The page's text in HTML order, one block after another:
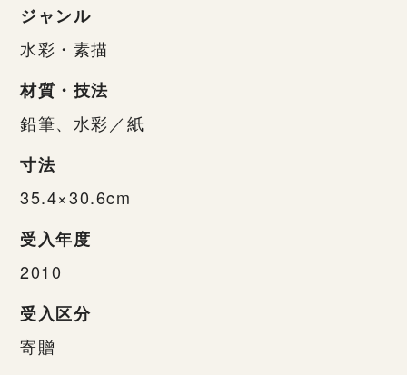
ジャンル
水彩・素描
材質・技法
鉛筆、水彩／紙
寸法
35.4×30.6cm
受入年度
2010
受入区分
寄贈